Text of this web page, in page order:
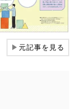
▶元記事を見る